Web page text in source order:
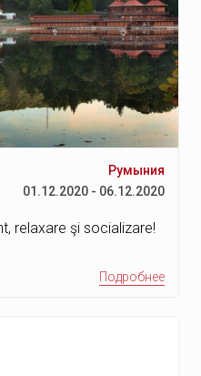
Румыния
01.12.2020 - 06.12.2020
relaxare şi socializare!
Подробнее